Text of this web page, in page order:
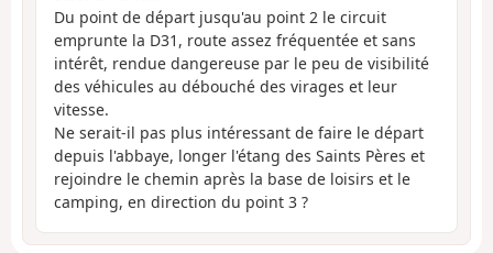
Du point de départ jusqu'au point 2 le circuit
emprunte la D31, route assez fréquentée et sans
intérêt, rendue dangereuse par le peu de visibilité
des véhicules au débouché des virages et leur
vitesse.
Ne serait-il pas plus intéressant de faire le départ
depuis l'abbaye, longer l'étang des Saints Pères et
rejoindre le chemin après la base de loisirs et le
camping, en direction du point 3 ?